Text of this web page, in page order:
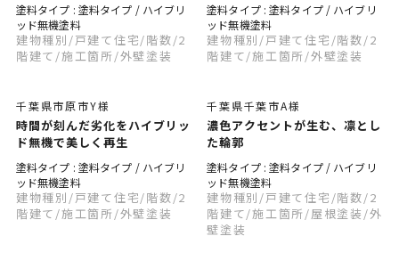
塗料タイプ : 塗料タイプ / ハイブリ
ッド無機塗料
建物種別 /戸建て住宅/階数/2
階建て /施工箇所 /外壁塗装
塗料タイプ : 塗料タイプ / ハイブリ
ッド無機塗料
建物種別 /戸建て住宅 /階数/2
階建て/施工箇所 /外壁塗装
千葉県市原市Y様
時間が刻んだ劣化をハイブリッ
ド無機で美しく再生
塗料タイプ : 塗料タイプ / ハイブリ
ッド無機塗料
建物種別 /戸建て住宅/階数/2
階建て /施工箇所 /外壁塗装
千葉県千葉市A様
濃色アクセントが生む、凛とし
た輪郭
塗料タイプ : 塗料タイプ / ハイブリ
ッド無機塗料
建物種別 /戸建て住宅 /階数/2
階建て/施工箇所 /屋根塗装 /外
壁塗装